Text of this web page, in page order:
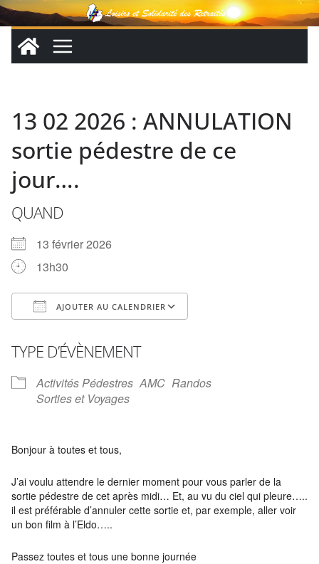
Passer
au
contenu
13 02 2026 : ANNULATION
sortie pédestre de ce
jour….
QUAND
13 février 2026
13h30
AJOUTER AU CALENDRIER
TYPE D’ÉVÈNEMENT
Activités Pédestres AMC Randos
Sorties et Voyages
Bonjour à toutes et tous,
J’ai voulu attendre le dernier moment pour vous parler de la
sortie pédestre de cet après midi… Et, au vu du ciel qui pleure…..
il est préférable d’annuler cette sortie et, par exemple, aller voir
un bon film à l’Eldo…..
Passez toutes et tous une bonne journée